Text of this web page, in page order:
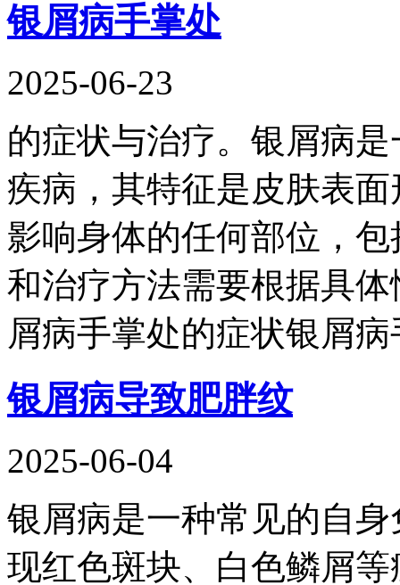
银屑病手掌处
2025-06-23
的症状与治疗。银屑病
疾病，其特征是皮肤表
影响身体的任何部位，
和治疗方法需要根据具
屑病手掌处的症状银屑
银屑病导致肥胖纹
2025-06-04
银屑病是一种常见的自
现红色斑块、白色鳞屑